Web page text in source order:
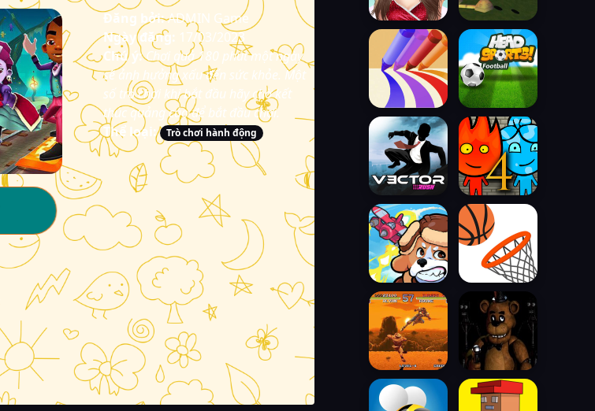
Đăng bởi:ADMIN Game
Ngày đăng: 17/03/2023
Chú ý:Chơi quá 180 phút một ngày
sẽ ảnh hưởng xấu đến sức khỏe. Một
số trò chơi khi bắt đầu hãy chờ kết
thúc quảng cáo để bắt đầu chơi.
Thể loại:
Trò chơi hành động